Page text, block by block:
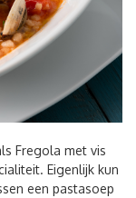
Fregola met vis
Eigenlijk kun
een pastasoep